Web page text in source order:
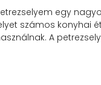
egy
számos konyhai
A